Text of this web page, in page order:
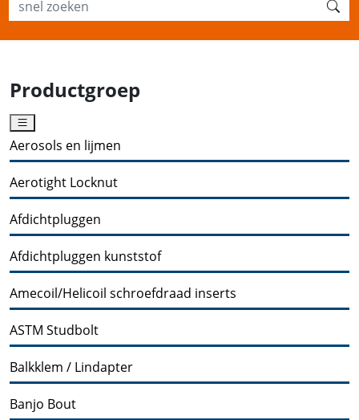
Productgroep
Aerosols en lijmen
Aerotight Locknut
Afdichtpluggen
Afdichtpluggen kunststof
Amecoil/Helicoil schroefdraad inserts
ASTM Studbolt
Balkklem / Lindapter
Banjo Bout